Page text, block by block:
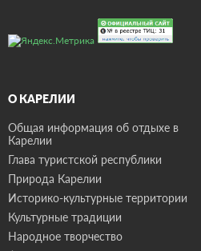
О КАРЕЛИИ
Общая информация об отдыхе в
Карелии
Глава туристской республики
Природа Карелии
Историко-культурные территории
Культурные традиции
Народное творчество